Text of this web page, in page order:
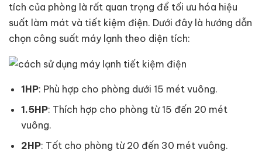
tích của phòng là rất quan trọng để tối ưu hóa hiệu
suất làm mát và tiết kiệm điện. Dưới đây là hướng dẫn
chọn công suất máy lạnh theo diện tích:
1HP: Phù hợp cho phòng dưới 15 mét vuông.
1.5HP: Thích hợp cho phòng từ 15 đến 20 mét
vuông.
2HP: Tốt cho phòng từ 20 đến 30 mét vuông.